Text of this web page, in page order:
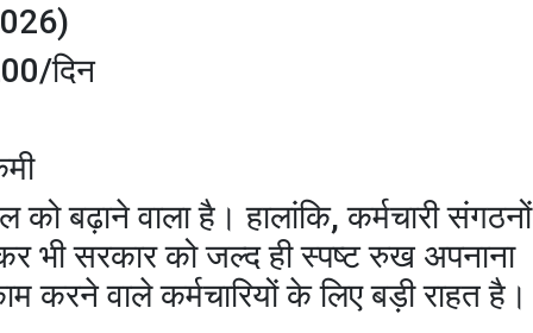
दिन
बढ़ाने वाला है। हालांकि, कर्मचारी संगठनों
भी सरकार को जल्द ही स्पष्ट रुख अपनाना
करने वाले कर्मचारियों के लिए बड़ी राहत है।